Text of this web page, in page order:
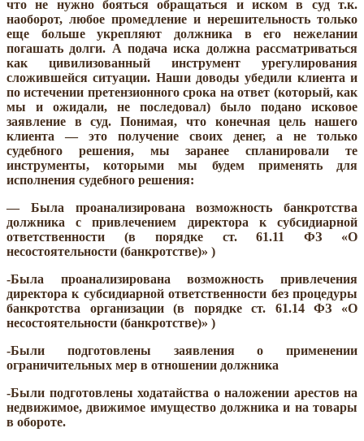
что не нужно бояться обращаться и иском в суд т.к.
наоборот, любое промедление и нерешительность только
еще больше укрепляют должника в его нежелании
погашать долги. А подача иска должна рассматриваться
как цивилизованный инструмент урегулирования
сложившейся ситуации. Наши доводы убедили клиента и
по истечении претензионного срока на ответ (который, как
мы и ожидали, не последовал) было подано исковое
заявление в суд. Понимая, что конечная цель нашего
клиента — это получение своих денег, а не только
судебного решения, мы заранее спланировали те
инструменты, которыми мы будем применять для
исполнения судебного решения:
— Была проанализирована возможность банкротства
должника с привлечением директора к субсидиарной
ответственности (в порядке ст. 61.11 ФЗ «О
несостоятельности (банкротстве)» )
-Была проанализирована возможность привлечения
директора к субсидиарной ответственности без процедуры
банкротства организации (в порядке ст. 61.14 ФЗ «О
несостоятельности (банкротстве)» )
-Были подготовлены заявления о применении
ограничительных мер в отношении должника
-Были подготовлены ходатайства о наложении арестов на
недвижимое, движимое имущество должника и на товары
в обороте.